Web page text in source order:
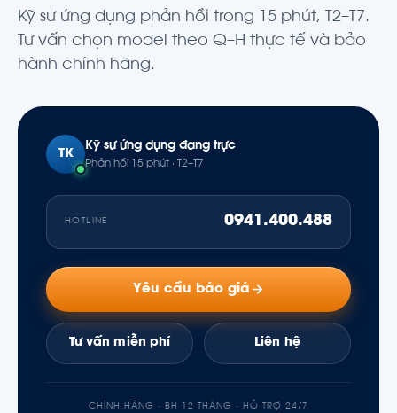
Kỹ sư ứng dụng phản hồi trong 15 phút, T2–T7.
Tư vấn chọn model theo Q–H thực tế và bảo
hành chính hãng.
TK
Kỹ sư ứng dụng đang trực
Phản hồi 15 phút · T2–T7
HOTLINE 0941.400.488
Yêu cầu báo giá
Tư vấn miễn phí Liên hệ
CHÍNH HÃNG · BH 12 THÁNG · HỖ TRỢ 24/7